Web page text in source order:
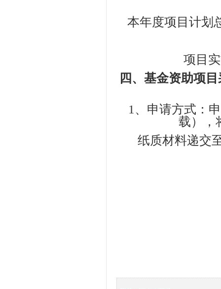
本年度项目计划总
项目实
四、基金资助项
1、申请方式：申
载），
纸质材料递交